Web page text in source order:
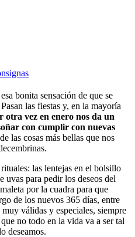
bonita sensación de que se
las fiestas y, en la mayoría
otra vez en enero nos da un
con cumplir con nuevas
las cosas más bellas que nos
las lentejas en el bolsillo
uvas para pedir los deseos del
por la cuadra para que
de los nuevos 365 días, entre
válidas y especiales, siempre
no todo en la vida va a ser tal
deseamos.